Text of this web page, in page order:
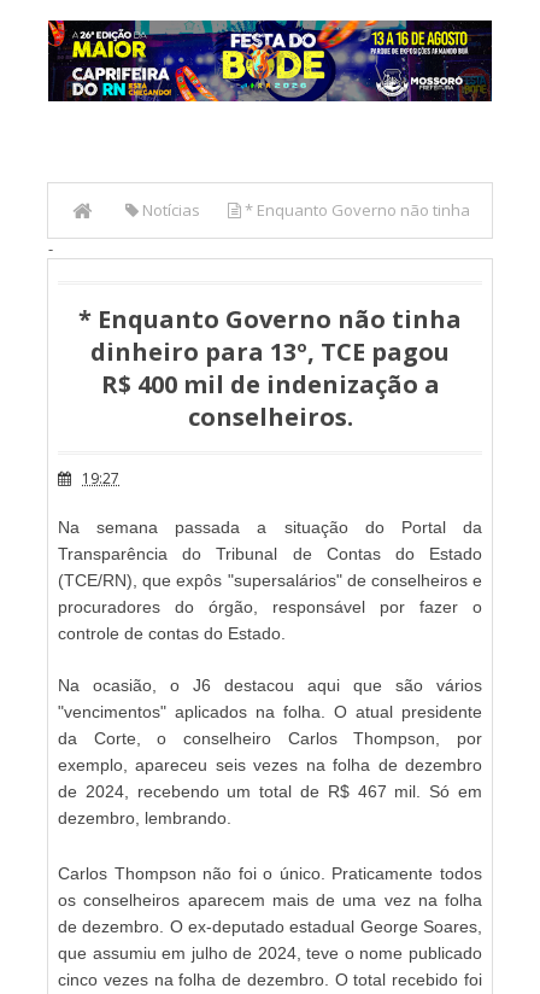
Notícias * Enquanto Governo não tinha
dinheiro para 13º, TCE pagou R$ 400 mil de indenização a
-
* Enquanto Governo não tinha
dinheiro para 13º, TCE pagou
R$ 400 mil de indenização a
conselheiros.
19:27
Na semana passada a situação do Portal da
Transparência do Tribunal de Contas do Estado
(TCE/RN), que expôs "supersalários" de conselheiros e
procuradores do órgão, responsável por fazer o
controle de contas do Estado.
Na ocasião, o J6 destacou aqui que são vários
"vencimentos" aplicados na folha. O atual presidente
da Corte, o conselheiro Carlos Thompson, por
exemplo, apareceu seis vezes na folha de dezembro
de 2024, recebendo um total de R$ 467 mil. Só em
dezembro, lembrando.
Carlos Thompson não foi o único. Praticamente todos
os conselheiros aparecem mais de uma vez na folha
de dezembro. O ex-deputado estadual George Soares,
que assumiu em julho de 2024, teve o nome publicado
cinco vezes na folha de dezembro. O total recebido foi